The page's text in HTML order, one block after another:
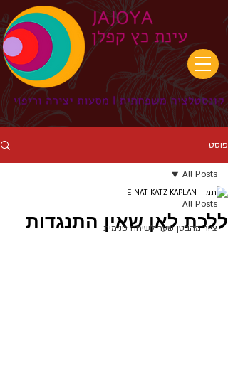
פוסט
All Posts
ציור מהבטן שער לשיחה פנימית
All Posts
ללכת לאן שאין התנגדות
EINAT KATZ KAPLAN